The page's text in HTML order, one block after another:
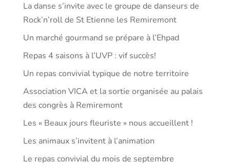
La danse s’invite avec le groupe de danseurs de
Rock’n’roll de St Etienne les Remiremont
Un marché gourmand se prépare à l’Ehpad
Repas 4 saisons à l’UVP : vif succès!
Un repas convivial typique de notre territoire
Association VICA et la sortie organisée au palais
des congrès à Remiremont
Les « Beaux jours fleuriste » nous accueillent !
Les animaux s’invitent à l’animation
Le repas convivial du mois de septembre